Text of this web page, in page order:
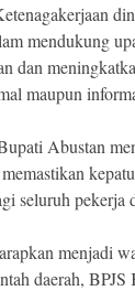
mendukung
dan
maupun
Abustan
seluruh pekerja
menjadi
daerah, BPJS